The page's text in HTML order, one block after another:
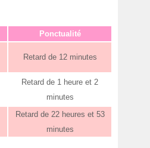
Ponctualité
Retard de 12 minutes
Retard de 1 heure et 2
minutes
Retard de 22 heures et 53
minutes